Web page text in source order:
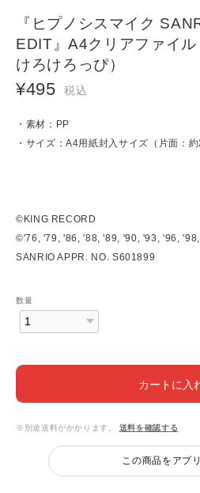
『ヒプノシスマイク
EDIT』A4クリアファイ
けろけろっぴ）
¥495 税込
・素材：PP
・サイズ：A4用紙封入サイズ（片面：
©KING RECORD
©'76, '79, '86, '88, '89, '90, '93, '96,
SANRIO APPR. NO. S601899
数量
カートに入
※別途送料がかかります。 送料を確認する
この商品をアプ